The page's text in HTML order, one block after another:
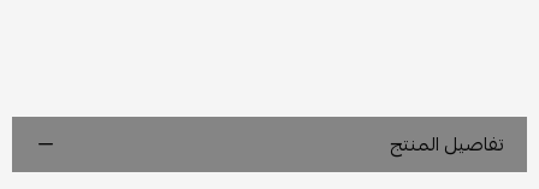
تفاصيل المنتج